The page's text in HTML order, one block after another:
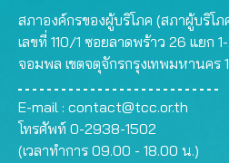
สภาองค์กรของผู้บริโภค (สภาผู้บริโภ
เลขที่ 110/1 ซอยลาดพร้าว 26 แยก
จอมพล เขตจตุจักรกรุงเทพมหานคร
E-mail : contact@tcc.or.th
โทรศัพท์ 0-2938-1502
(เวลาทำการ 09.00 - 18.00 น.)